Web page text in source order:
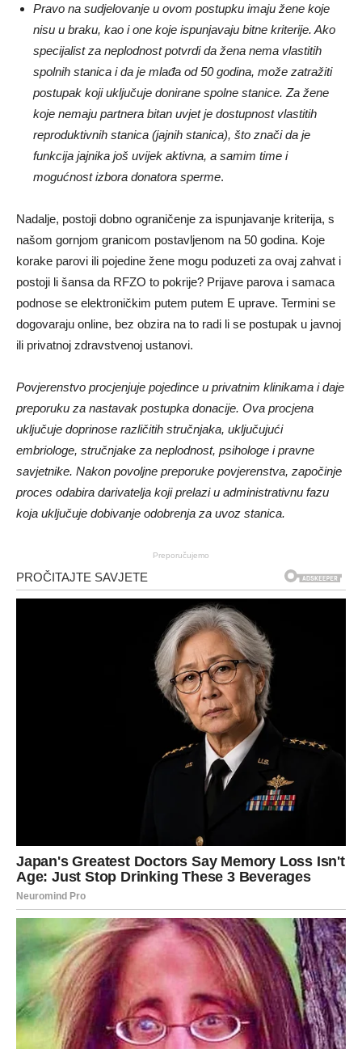
Pravo na sudjelovanje u ovom postupku imaju žene koje
nisu u braku, kao i one koje ispunjavaju bitne kriterije. Ako
specijalist za neplodnost potvrdi da žena nema vlastitih
spolnih stanica i da je mlađa od 50 godina, može zatražiti
postupak koji uključuje donirane spolne stanice. Za žene
koje nemaju partnera bitan uvjet je dostupnost vlastitih
reproduktivnih stanica (jajnih stanica), što znači da je
funkcija jajnika još uvijek aktivna, a samim time i
mogućnost izbora donatora sperme.
Nadalje, postoji dobno ograničenje za ispunjavanje kriterija, s
našom gornjom granicom postavljenom na 50 godina. Koje
korake parovi ili pojedine žene mogu poduzeti za ovaj zahvat i
postoji li šansa da RFZO to pokrije? Prijave parova i samaca
podnose se elektroničkim putem putem E uprave. Termini se
dogovaraju online, bez obzira na to radi li se postupak u javnoj
ili privatnoj zdravstvenoj ustanovi.
Povjerenstvo procjenjuje pojedince u privatnim klinikama i daje
preporuku za nastavak postupka donacije. Ova procjena
uključuje doprinose različitih stručnjaka, uključujući
embriologe, stručnjake za neplodnost, psihologe i pravne
savjetnike. Nakon povoljne preporuke povjerenstva, započinje
proces odabira darivatelja koji prelazi u administrativnu fazu
koja uključuje dobivanje odobrenja za uvoz stanica.
Preporučujemo